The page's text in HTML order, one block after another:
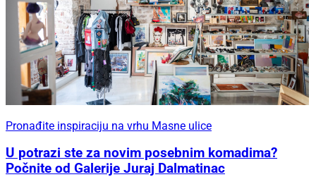
Pronađite inspiraciju na vrhu Masne ulice
U potrazi ste za novim posebnim komadima?
Počnite od Galerije Juraj Dalmatinac